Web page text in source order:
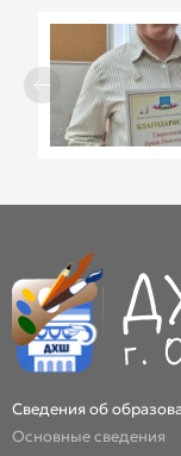
Сведения об
Основные сведения